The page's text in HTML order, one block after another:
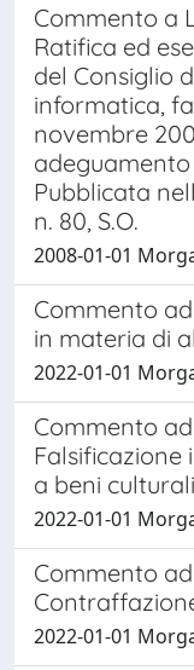
Commento a
Ratifica ed
del Consiglio
informatica,
novembre
Pubblicata
n. 80, S.O.
2008-01-01
Commento
in materia di
2022-01-01
Commento
a beni culturali
2022-01-01
Commento
2022-01-01